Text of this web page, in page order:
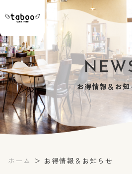
お得情報＆お
ホーム ＞ お得情報＆お知らせ